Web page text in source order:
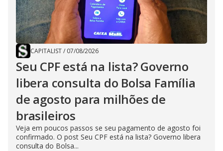
CAPITALIST/ 07/08/2026
Seu CPF está na lista? Governo
libera consulta do Bolsa Família
de agosto para milhões de
brasileiros
Veja em poucos passos se seu pagamento de agosto foi
confirmado. O post Seu CPF está na lista? Governo libera
consulta do Bolsa...